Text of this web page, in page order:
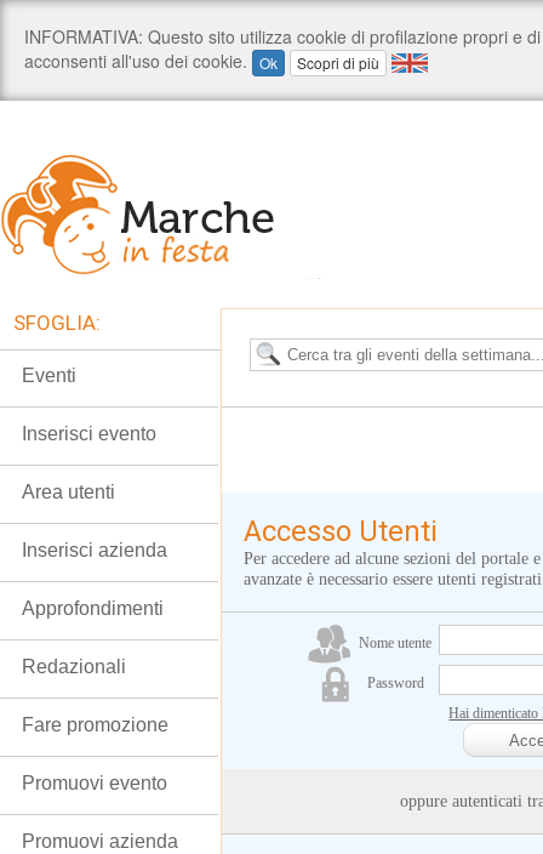
Accesso Utenti
Per accedere ad alcune sezioni del portale
avanzate è necessario essere utenti registrati
Nome utente
Password
Hai dimenticato
oppure autenticati
SFOGLIA:
Eventi
Inserisci evento
Area utenti
Inserisci azienda
Approfondimenti
Redazionali
Fare promozione
Promuovi evento
Promuovi azienda